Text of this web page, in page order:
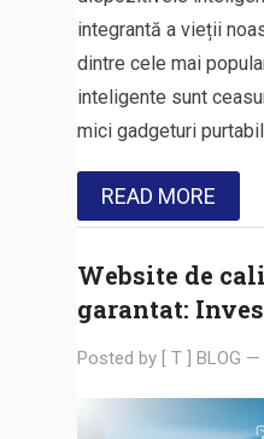
integrantă a vieții
dintre cele mai
inteligente sunt
mici gadgeturi
READ MORE
Website de
garantat:
Posted by [ T ] BLOG —